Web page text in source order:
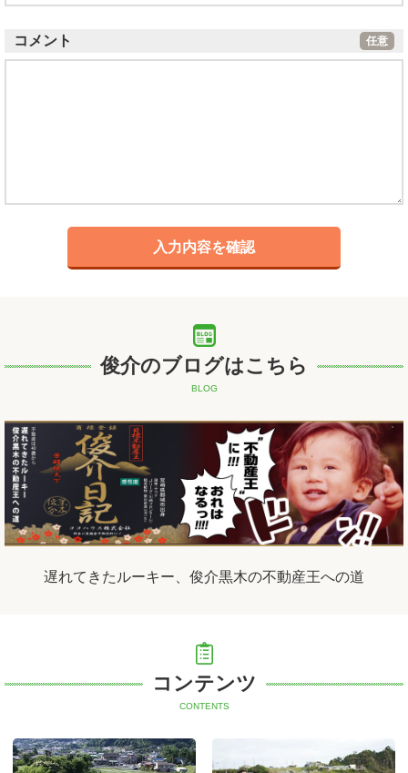
コメント 任意
俊介のブログはこちら
BLOG
遅れてきたルーキー、俊介黒木の不動産王への道
コンテンツ
CONTENTS